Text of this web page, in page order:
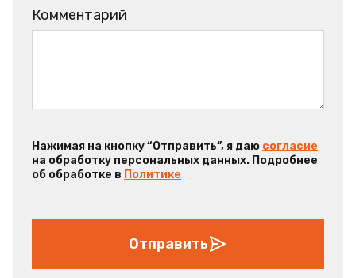
Комментарий
Нажимая на кнопку “Отправить”, я даю согласие
на обработку персональных данных. Подробнее
об обработке в Политике
Отправить